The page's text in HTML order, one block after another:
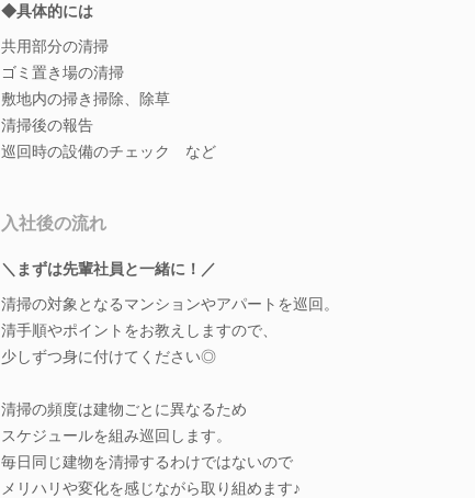
◆具体的には
共用部分の清掃
ゴミ置き場の清掃
敷地内の掃き掃除、除草
清掃後の報告
巡回時の設備のチェック など
入社後の流れ
＼まずは先輩社員と一緒に！／
清掃の対象となるマンションやアパートを巡回。
清手順やポイントをお教えしますので、
少しずつ身に付けてください◎
清掃の頻度は建物ごとに異なるため
スケジュールを組み巡回します。
毎日同じ建物を清掃するわけではないので
メリハリや変化を感じながら取り組めます♪